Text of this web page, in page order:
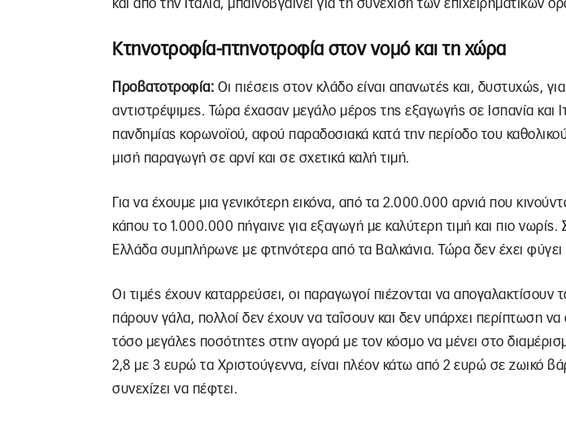
και από την Ιταλία, μπαινοβγαίνει για τη συνέχιση των επιχειρηματικών
Κτηνοτροφία-πτηνοτροφία στον νομό και τη χώρα
Προβατοτροφία: Οι πιέσεις στον κλάδο είναι απανωτές και, δυστυχώς,
αντιστρέψιμες. Τώρα έχασαν μεγάλο μέρος της εξαγωγής σε Ισπανία και
πανδημίας κορωνοϊού, αφού παραδοσιακά κατά την περίοδο του
μισή παραγωγή σε αρνί και σε σχετικά καλή τιμή.
Για να έχουμε μια γενικότερη εικόνα, από τα 2.000.000 αρνιά που
κάπου το 1.000.000 πήγαινε για εξαγωγή με καλύτερη τιμή και πιο νωρίς.
Ελλάδα συμπλήρωνε με φτηνότερα από τα Βαλκάνια. Τώρα δεν έχει φύγει
Οι τιμές έχουν καταρρεύσει, οι παραγωγοί πιέζονται να απογαλακτίσουν
πάρουν γάλα, πολλοί δεν έχουν να ταΐσουν και δεν υπάρχει περίπτωση
τόσο μεγάλες ποσότητες στην αγορά με τον κόσμο να μένει στο
2,8 με 3 ευρώ τα Χριστούγεννα, είναι πλέον κάτω από 2 ευρώ σε ζωικό
συνεχίζει να πέφτει.